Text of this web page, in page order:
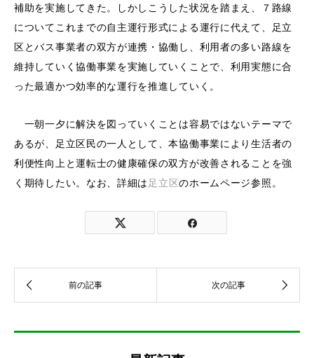
補助を実施してきた。しかしこうした状況を踏まえ、７路線
についてこれまでの自主運行形式による運行に代えて、足立
区とバス事業者の双方が連携・協働し、利用者の多い路線を
維持していく協働事業を実施していくことで、利用実態に合
った最適かつ効率的な運行を推進していく。
一朝一夕に解決を図っていくことは容易ではないテーマで
あるが、足立区民の一人として、本協働事業により生活者の
利便性向上と運転士の健康確保の双方が改善されることを強
く期待したい。なお、詳細は足立区のホームページ参照。